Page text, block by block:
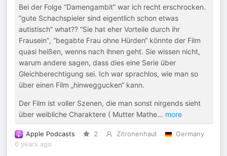
Bei der Folge “Damengambit” war ich recht erschrocken.
“gute Schachspieler sind eigentlich schon etwas
autistisch” what?? “Sie hat eher Vorteile durch ihr
Frausein”, “begabte Frau ohne Hürden“ könnte der Film
quasi heißen, wenns nach ihnen geht. Sie wissen nicht,
warum andere sagen, dass dies eine Serie über
Gleichberechtigung sei. Ich war sprachlos, wie man so
über einen Film „hinweggucken“ kann.
Der Film ist voller Szenen, die man sonst nirgends sieht
über weibliche Charaktere ( Mutter Mathe... more
Apple Podcasts 2 Zitronenhaut
Germany
6 years ago